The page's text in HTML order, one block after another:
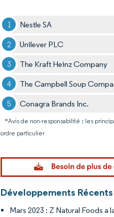
Nestle SA
Unilever PLC
The Kraft Heinz Company
The Campbell Soup
Conagra Brands Inc.
*Avis de non-responsabilité : les
ordre particulier
Développements
Mars 2023 : Z Natural Foods